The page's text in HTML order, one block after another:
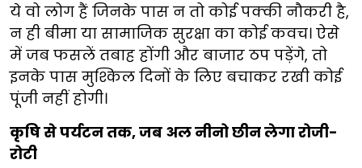
ये वो लोग हैं जिनके पास न तो कोई पक्की नौकरी है,
न ही बीमा या सामाजिक सुरक्षा का कोई कवच। ऐसे
में जब फसलें तबाह होंगी और बाजार ठप पड़ेंगे, तो
इनके पास मुश्किल दिनों के लिए बचाकर रखी कोई
पूंजी नहीं होगी।
कृषि से पर्यटन तक, जब अल नीनो छीन लेगा रोजी-
रोटी